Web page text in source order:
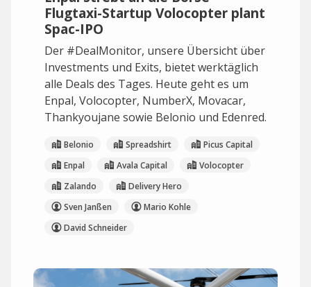
Flugtaxi-Startup Volocopter plant
Spac-IPO
Der #DealMonitor, unsere Übersicht über
Investments und Exits, bietet werktäglich
alle Deals des Tages. Heute geht es um
Enpal, Volocopter, NumberX, Movacar,
Thankyoujane sowie Belonio und Edenred.
Belonio Spreadshirt
Picus Capital
Enpal
Avala Capital
Volocopter
Zalando
Delivery Hero
Sven Janßen
Mario Kohle
David Schneider